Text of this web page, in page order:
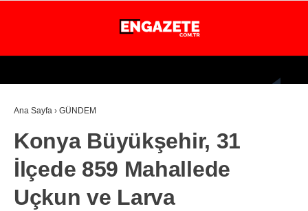
25.1
İSTANBUL
GÜNDEM
EKONOMİ
DÜNYA
MAGAZİN
Ana Sayfa › GÜNDEM
Konya Büyükşehir, 31
İlçede 859 Mahallede
Uçkun ve Larva